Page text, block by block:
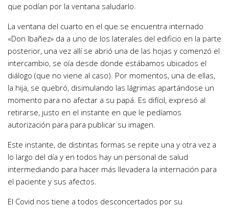
que podían por la ventana saludarlo.
La ventana del cuarto en el que se encuentra internado
«Don Ibañez» da a uno de los laterales del edificio en la parte
posterior, una vez allí se abrió una de las hojas y comenzó el
intercambio, se oía desde donde estábamos ubicados el
diálogo (que no viene al caso). Por momentos, una de ellas,
la hija, se quebró, disimulando las lágrimas apartándose un
momento para no afectar a su papá. Es difícil, expresó al
retirarse, justo en el instante en que le pedíamos
autorización para para publicar su imagen.
Este instante, de distintas formas se repite una y otra vez a
lo largo del día y en todos hay un personal de salud
intermediando para hacer más llevadera la internación para
el paciente y sus afectos.
El Covid nos tiene a todos desconcertados por su